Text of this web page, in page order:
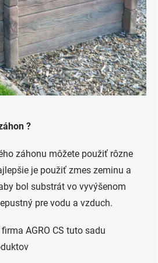
?
záhonu môžete použiť rôzne
je použiť zmes zeminu a
bol substrát vo vyvýšenom
pre vodu a vzduch.
AGRO CS tuto sadu